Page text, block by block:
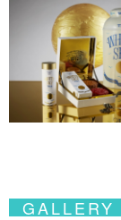
GALLERY